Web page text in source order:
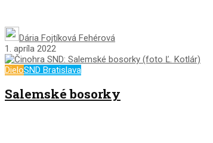
Dária Fojtíková Fehérová
1. apríla 2022
DieloSND Bratislava
Salemské bosorky